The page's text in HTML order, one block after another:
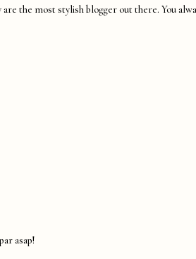
the most stylish blogger out there. You
asap!